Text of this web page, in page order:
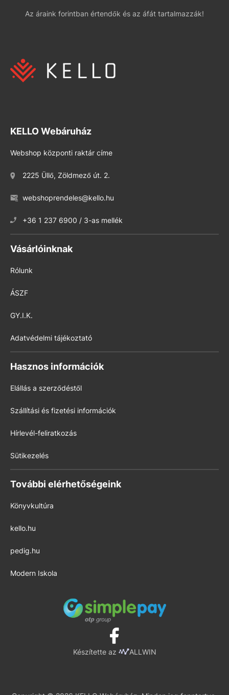
Az áraink forintban értendők és az áfát tartalmazzák!
KELLO Webáruház
Webshop központi raktár címe
2225 Üllő, Zöldmező út. 2.
webshoprendeles@kello.hu
+36 1 237 6900 / 3-as mellék
Vásárlóinknak
Rólunk
ÁSZF
GY.I.K.
Adatvédelmi tájékoztató
Hasznos információk
Elállás a szerződéstől
Szállítási és fizetési információk
Hírlevél-feliratkozás
Sütikezelés
További elérhetőségeink
Könyvkultúra
kello.hu
pedig.hu
Modern Iskola
Készítette az ALLWIN